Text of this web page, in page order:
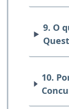
9. O
10.